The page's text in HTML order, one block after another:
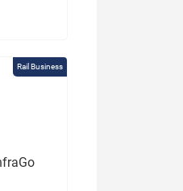
Rail Business